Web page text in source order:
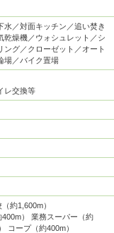
水／対面キッチン／追い焚き
乾燥機／ウォシュレット／シ
ング／クローゼット／オート
場／バイク置場
レ交換等
約1,600m）
） 業務スーパー（約
コープ（約400m）